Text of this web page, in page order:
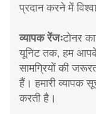
प्रदान करने में
व्यापक रेंजःटोनर
यूनिट तक, हम आपके
सामग्रियों की
हैं। हमारी व्यापक
करती है।